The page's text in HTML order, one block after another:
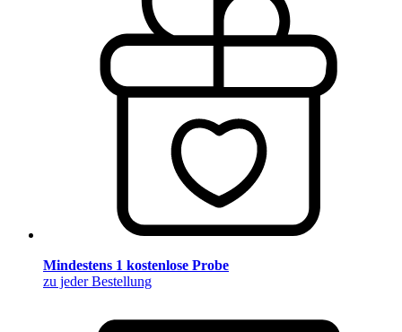
Mindestens 1 kostenlose Probe
zu jeder Bestellung